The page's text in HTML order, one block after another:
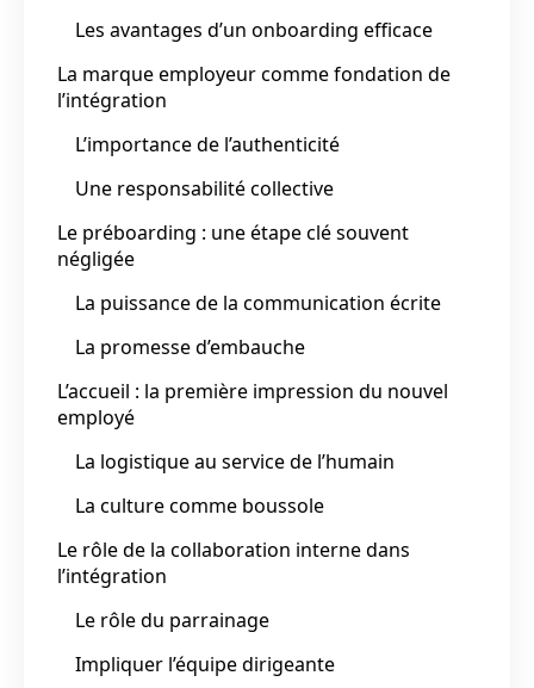
Les avantages d’un onboarding efficace
La marque employeur comme fondation de
l’intégration
L’importance de l’authenticité
Une responsabilité collective
Le préboarding : une étape clé souvent
négligée
La puissance de la communication écrite
La promesse d’embauche
L’accueil : la première impression du nouvel
employé
La logistique au service de l’humain
La culture comme boussole
Le rôle de la collaboration interne dans
l’intégration
Le rôle du parrainage
Impliquer l’équipe dirigeante